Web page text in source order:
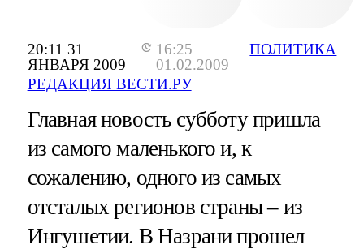
20:11 31
ЯНВАРЯ 2009
16:25
01.02.2009
РЕДАКЦИЯ ВЕСТИ.РУ
ПОЛИТИКА
Главная новость субботу пришла
из самого маленького и, к
сожалению, одного из самых
отсталых регионов страны – из
Ингушетии. В Назрани прошел